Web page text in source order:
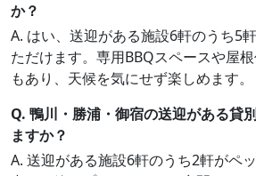
か？
A. はい、送迎がある施設6軒のうち5
ただけます。専用BBQスペースや屋
もあり、天候を気にせず楽しめます。
Q. 鴨川・勝浦・御宿の送迎がある貸
ますか？
A. 送迎がある施設6軒のうち2軒がペ